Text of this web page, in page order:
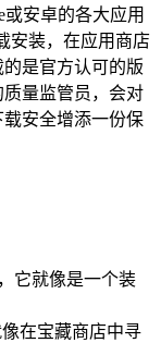
或安卓的各大应用
安装，在应用商店
是官方认可的版
量监管员，会对
安全增添一份保
它就像是一个装
在宝藏商店中寻